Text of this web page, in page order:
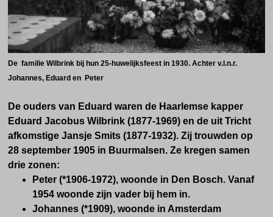
De familie Wilbrink bij hun 25-huwelijksfeest in 1930. Achter v.l.n.r.
Johannes, Eduard en Peter
De ouders van Eduard waren de Haarlemse kapper
Eduard Jacobus Wilbrink (1877-1969) en de uit Tricht
afkomstige Jansje Smits (1877-1932). Zij trouwden op
28 september 1905 in Buurmalsen. Ze kregen samen
drie zonen:
Peter (*1906-1972), woonde in Den Bosch. Vanaf
1954 woonde zijn vader bij hem in.
Johannes (*1909), woonde in Amsterdam